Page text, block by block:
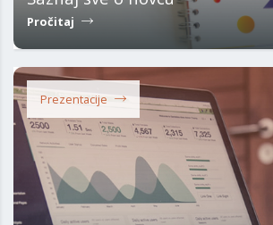
Pročitaj
Prezentacije